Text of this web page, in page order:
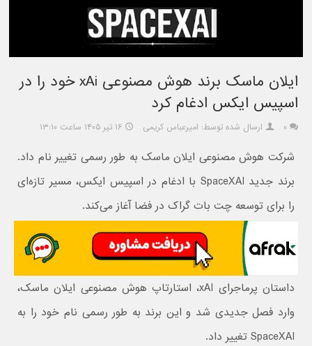
ایلان ماسک برند هوش مصنوعی xAi خود را در
اسپیس ایکس ادغام کرد
۰ ارسال شده توسط: امیرعباس کریمی ۱۶ تیر ۱۴۰۵ ساعت ۱۳:۱۰
شرکت هوش مصنوعی ایلان ماسک به طور رسمی تغییر نام داد.
برند جدید SpaceXAI با ادغام در اسپیس ایکس، مسیر تازه‌ای
را برای توسعه چت بات گراک در فضا آغاز می‌کند.
داستان پرماجرای xAI، استارتاپ هوش مصنوعی ایلان ماسک،
وارد فصل جدیدی شد و این برند به طور رسمی نام خود را به
SpaceXAI تغییر داد.